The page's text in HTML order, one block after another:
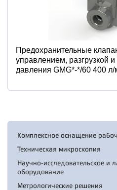
Предохранительные
управлением, разгрузкой
давления GMG*-*/60 400
Комплексное оснащение
Техническая микроскопия
Научно-исследовательское и
оборудование
Метрологические решения